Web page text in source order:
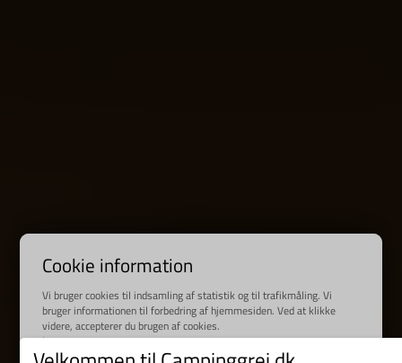
Cookie information
Vi bruger cookies til indsamling af statistik og til trafikmåling. Vi
bruger informationen til forbedring af hjemmesiden. Ved at klikke
videre, accepterer du brugen af cookies.
Læs mere